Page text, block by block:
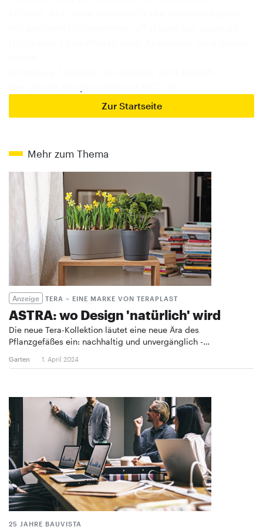
Zur Startseite
Mehr zum Thema
Anzeige TERA – EINE MARKE VON TERAPLAST
ASTRA: wo Design 'natürlich' wird
Die neue Tera-Kollektion läutet eine neue Ära des
Pflanzgefäßes ein: nachhaltig und unvergänglich -…
Garten 1. April 2024
25 JAHRE BAUVISTA